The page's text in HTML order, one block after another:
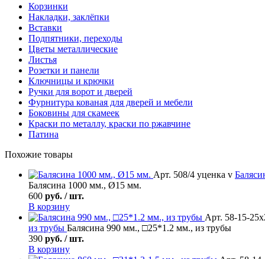
Корзинки
Накладки, заклёпки
Вставки
Подпятники, переходы
Цветы металлические
Листья
Розетки и панели
Ключницы и крючки
Ручки для ворот и дверей
Фурнитура кованая для дверей и мебели
Боковины для скамеек
Краски по металлу, краски по ржавчине
Патина
Похожие товары
Арт. 508/4 уценка v
Балясина 1000 мм., Ø15 мм.
600 руб. / шт.
В корзину
Арт. 58-15-
из трубы Балясина 990 мм., □25*1.2 мм., из трубы
390 руб. / шт.
В корзину